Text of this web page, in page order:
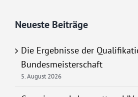
Neueste Beiträge
Die Ergebnisse der
Bundesmeisterschaft
5. August 2026